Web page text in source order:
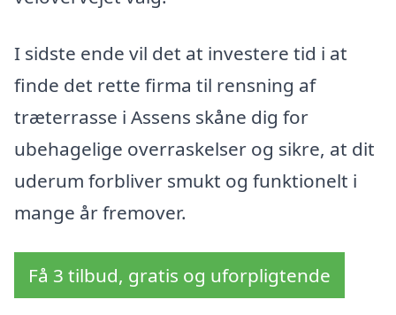
I sidste ende vil det at investere tid i at
finde det rette firma til rensning af
træterrasse i Assens skåne dig for
ubehagelige overraskelser og sikre, at dit
uderum forbliver smukt og funktionelt i
mange år fremover.
Få 3 tilbud, gratis og uforpligtende